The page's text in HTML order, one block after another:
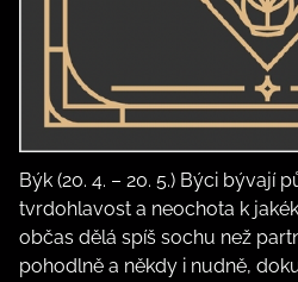
Býk (20. 4. – 20. 5.) Býci bývají
tvrdohlavost a neochota k
občas dělá spíš sochu než
pohodlně a někdy i nudně,